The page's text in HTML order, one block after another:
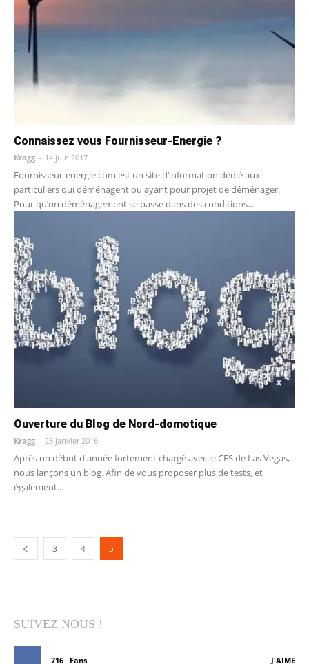
Connaissez vous Fournisseur-Energie ?
Kragg - 14 juin 2017
Fournisseur-energie.com est un site d’information dédié aux
particuliers qui déménagent ou ayant pour projet de déménager.
Pour qu’un déménagement se passe dans des conditions...
Ouverture du Blog de Nord-domotique
Kragg - 23 janvier 2016
Après un début d'année fortement chargé avec le CES de Las Vegas,
nous lançons un blog. Afin de vous proposer plus de tests, et
également...
3 4 5
SUIVEZ NOUS !
716 Fans J'AIME